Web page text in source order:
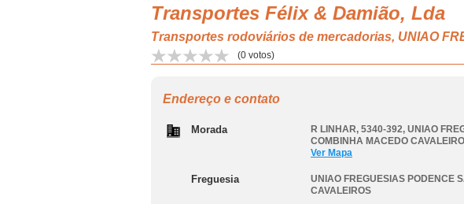
Transportes Félix & Damião, Lda
Transportes rodoviários de mercadorias, UNIAO
(0 votos)
Endereço e contato
Morada R LINHAR, 5340-392, UNIAO
COMBINHA MACEDO
Ver Mapa
Freguesia
UNIAO FREGUESIAS PODENCE
CAVALEIROS